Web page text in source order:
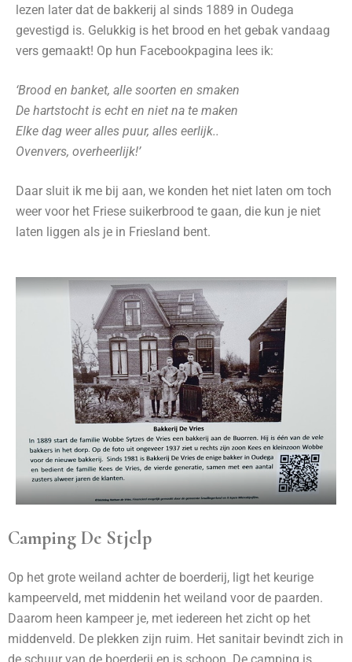
lezen later dat de bakkerij al sinds 1889 in Oudega
gevestigd is. Gelukkig is het brood en het gebak vandaag
vers gemaakt! Op hun Facebookpagina lees ik:
‘Brood en banket, alle soorten en smaken
De hartstocht is echt en niet na te maken
Elke dag weer alles puur, alles eerlijk..
Ovenvers, overheerlijk!’
Daar sluit ik me bij aan, we konden het niet laten om toch
weer voor het Friese suikerbrood te gaan, die kun je niet
laten liggen als je in Friesland bent.
Camping De Stjelp
Op het grote weiland achter de boerderij, ligt het keurige
kampeerveld, met middenin het weiland voor de paarden.
Daarom heen kampeer je, met iedereen het zicht op het
middenveld. De plekken zijn ruim. Het sanitair bevindt zich in